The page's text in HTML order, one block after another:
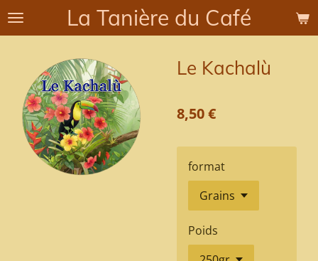
Passer
principal
La Tanière du Café
Le Kachalù
8,50 €
format
Poids